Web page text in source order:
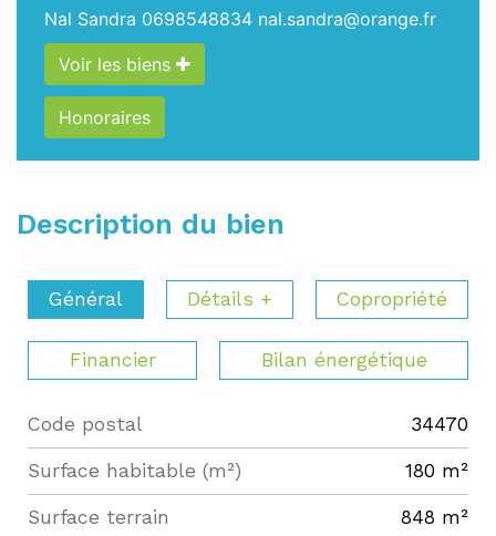
Nal Sandra 0698548834 nal.sandra@orange.fr
Voir les biens
Honoraires
Description du bien
Général Détails + Copropriété
Financier Bilan énergétique
Label Value
Code postal 34470
Surface habitable (m²) 180 m²
surface terrain 848 m²